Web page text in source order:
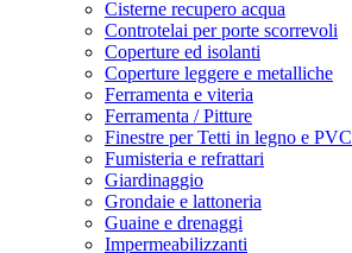
Cisterne recupero acqua
Controtelai per porte scorrevoli
Coperture ed isolanti
Coperture leggere e metalliche
Ferramenta e viteria
Ferramenta / Pitture
Finestre per Tetti in legno e PVC
Fumisteria e refrattari
Giardinaggio
Grondaie e lattoneria
Guaine e drenaggi
Impermeabilizzanti